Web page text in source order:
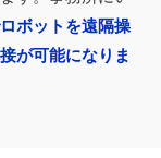
ボットを遠隔操
が可能になりま